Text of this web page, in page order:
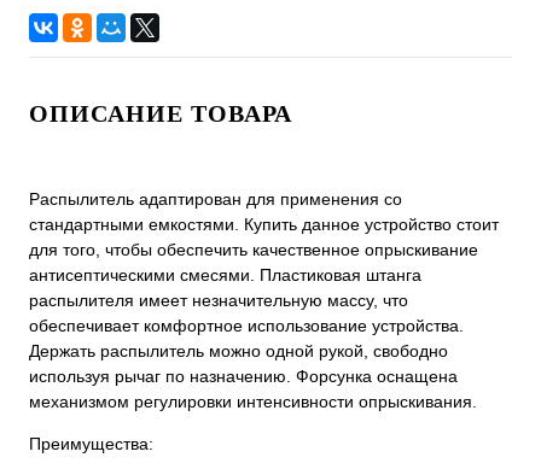
ОПИСАНИЕ ТОВАРА
Распылитель адаптирован для применения со
стандартными емкостями. Купить данное устройство стоит
для того, чтобы обеспечить качественное опрыскивание
антисептическими смесями. Пластиковая штанга
распылителя имеет незначительную массу, что
обеспечивает комфортное использование устройства.
Держать распылитель можно одной рукой, свободно
используя рычаг по назначению. Форсунка оснащена
механизмом регулировки интенсивности опрыскивания.
Преимущества: